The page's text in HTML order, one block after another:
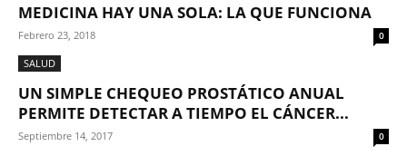
MEDICINA HAY UNA SOLA: LA QUE FUNCIONA
Febrero 23, 2018 0
SALUD
UN SIMPLE CHEQUEO PROSTÁTICO ANUAL
PERMITE DETECTAR A TIEMPO EL CÁNCER...
Septiembre 14, 2017 0